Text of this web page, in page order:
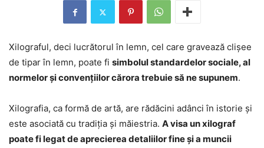
Xilograful, deci lucrătorul în lemn, cel care gravează clișee
de tipar în lemn, poate fi simbolul standardelor sociale, al
normelor și convențiilor cărora trebuie să ne supunem.
Xilografia, ca formă de artă, are rădăcini adânci în istorie și
este asociată cu tradiția și măiestria. A visa un xilograf
poate fi legat de aprecierea detaliilor fine și a muncii